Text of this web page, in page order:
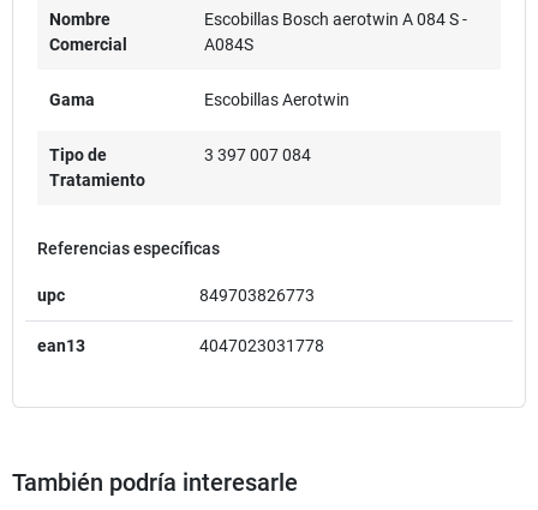
Nombre
Comercial
Escobillas Bosch aerotwin A 084 S -
A084S
Gama Escobillas Aerotwin
Tipo de
Tratamiento
3 397 007 084
Referencias específicas
upc 849703826773
ean13 4047023031778
También podría interesarle